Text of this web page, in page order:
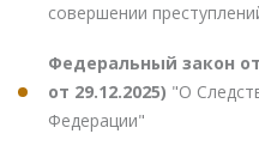
совершении
Федеральный закон
от 29.12.2025) "О
Федерации"